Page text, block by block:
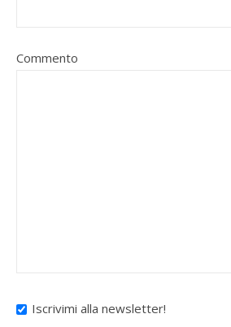
Commento
Iscrivimi alla newsletter!